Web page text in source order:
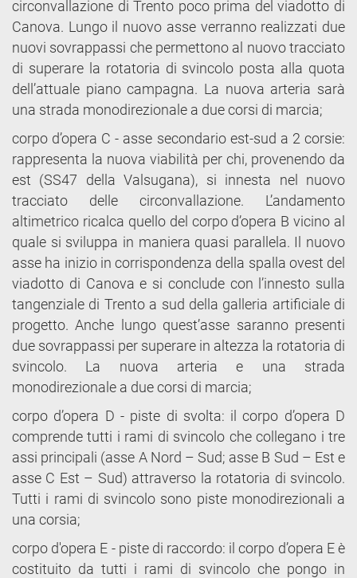
circonvallazione di Trento poco prima del viadotto di
Canova. Lungo il nuovo asse verranno realizzati due
nuovi sovrappassi che permettono al nuovo tracciato
di superare la rotatoria di svincolo posta alla quota
dell’attuale piano campagna. La nuova arteria sarà
una strada monodirezionale a due corsi di marcia;
corpo d’opera C - asse secondario est-sud a 2 corsie:
rappresenta la nuova viabilità per chi, provenendo da
est (SS47 della Valsugana), si innesta nel nuovo
tracciato delle circonvallazione. L’andamento
altimetrico ricalca quello del corpo d’opera B vicino al
quale si sviluppa in maniera quasi parallela. Il nuovo
asse ha inizio in corrispondenza della spalla ovest del
viadotto di Canova e si conclude con l’innesto sulla
tangenziale di Trento a sud della galleria artificiale di
progetto. Anche lungo quest’asse saranno presenti
due sovrappassi per superare in altezza la rotatoria di
svincolo. La nuova arteria e una strada
monodirezionale a due corsi di marcia;
corpo d’opera D - piste di svolta: il corpo d’opera D
comprende tutti i rami di svincolo che collegano i tre
assi principali (asse A Nord – Sud; asse B Sud – Est e
asse C Est – Sud) attraverso la rotatoria di svincolo.
Tutti i rami di svincolo sono piste monodirezionali a
una corsia;
corpo d'opera E - piste di raccordo: il corpo d’opera E è
costituito da tutti i rami di svincolo che pongo in